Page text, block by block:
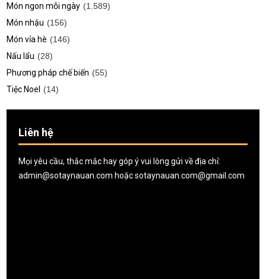
Món ngon mỗi ngày (1.589)
Món nhậu (156)
Món vỉa hè (146)
Nấu lẩu (28)
Phương pháp chế biến (55)
Tiệc Noel
(14)
Liên hệ
Mọi yêu cầu, thắc mắc hay góp ý vui lòng gửi về địa chỉ:
admin@sotaynauan.com hoặcsotaynauan.com@gmail.com